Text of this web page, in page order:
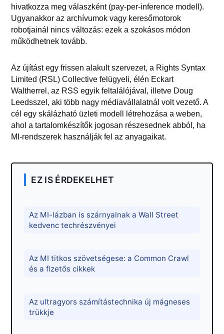
hivatkozza meg válaszként (pay-per-inference modell).
Ugyanakkor az archívumok vagy keresőmotorok
robotjainál nincs változás: ezek a szokásos módon
működhetnek tovább.
Az újítást egy frissen alakult szervezet, a Rights Syntax
Limited (RSL) Collective felügyeli, élén Eckart
Waltherrel, az RSS egyik feltalálójával, illetve Doug
Leedsszel, aki több nagy médiavállalatnál volt vezető. A
cél egy skálázható üzleti modell létrehozása a weben,
ahol a tartalomkészítők jogosan részesednek abból, ha
MI-rendszerek használják fel az anyagaikat.
EZ IS ÉRDEKELHET
Az MI-lázban is szárnyalnak a Wall Street
kedvenc techrészvényei
Az MI titkos szövetségese: a Common Crawl
és a fizetős cikkek
Az ultragyors számítástechnika új mágneses
trükkje